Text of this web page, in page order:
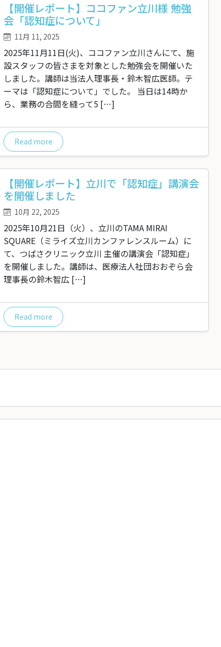
【開催レポート】ココファン立川様 勉強
会「認知症について」
11月 11, 2025
2025年11月11日(火)、ココファン立川さんにて、施
設スタッフの皆さまを対象とした勉強会を開催いた
しました。講師は当法人理事長・鈴木智広医師。テ
ーマは「認知症について」でした。 当日は14時か
ら、業務の合間を縫って5 […]
Read more
【開催レポート】立川で「認知症」講演会
を開催しました
10月 22, 2025
2025年10月21日（火）、立川のTAMA MIRAI
SQUARE（ミライズ立川カンファレンスルーム）に
て、つばさクリニック立川 主催の講演会「認知症」
を開催しました。講師は、医療法人社団おおぞら会
理事長の鈴木智広 […]
Read more